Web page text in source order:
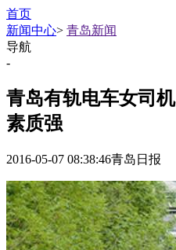
首页
新闻中心> 青岛新闻
导航
-
青岛有轨电车女司
素质强
2016-05-07 08:38:46青岛日报